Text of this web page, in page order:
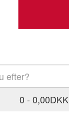
0 - 0,00DKK